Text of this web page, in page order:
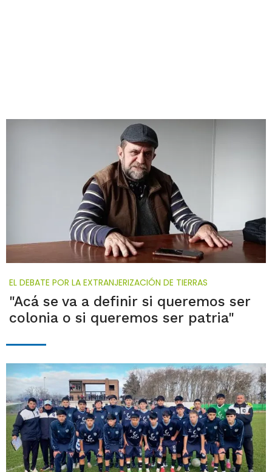
EL DEBATE POR LA EXTRANJERIZACIÓN DE TIERRAS
"Acá se va a definir si queremos ser
colonia o si queremos ser patria"